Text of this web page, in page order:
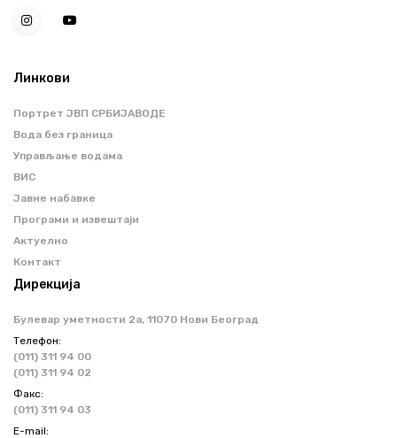
Линкови
Портрет ЈВП СРБИЈАВОДЕ
Вода без граница
Управљање водама
ВИС
Јавне набавке
Програми и извештаји
Актуелно
Контакт
Дирекција
Булевар уметности 2a, 11070 Нови Београд
Телефон:
(011) 311 94 00
(011) 311 94 02
Факс:
(011) 311 94 03
Е-mail: